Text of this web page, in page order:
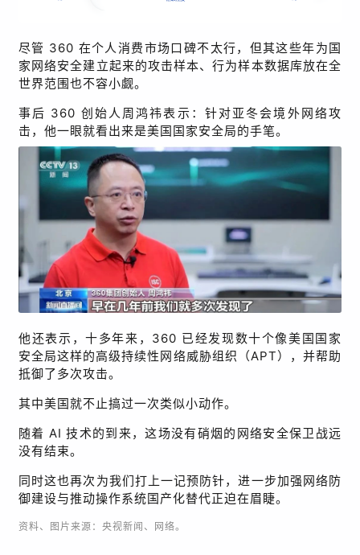
尽管 360 在个人消费市场口碑不太行，但其这些年为国
家网络安全建立起来的攻击样本、行为样本数据库放在全
世界范围也不容小觑。
事后 360 创始人周鸿祎表示：针对亚冬会境外网络攻
击，他一眼就看出来是美国国家安全局的手笔。
他还表示，十多年来， 360 已经发现数十个像美国国家
安全局这样的高级持续性网络威胁组织（APT），并帮助
抵御了多次攻击。
其中美国就不止搞过一次类似小动作。
随着 AI技术的到来，这场没有硝烟的网络安全保卫战远
没有结束。
同时这也再次为我们打上一记预防针，进一步加强网络防
御建设与推动操作系统国产化替代正迫在眉睫。
资料、图片来源：央视新闻、网络。